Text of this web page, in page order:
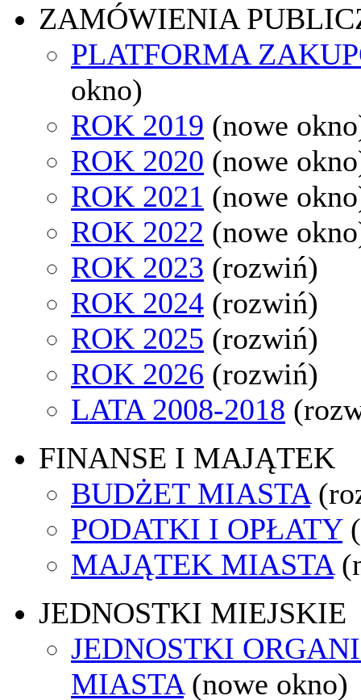
ZAMÓWIENIA
PLATFORMA
okno)
ROK 2019 (nowe
ROK 2020 (nowe
ROK 2021 (nowe
ROK 2022 (nowe
ROK 2023 (rozwiń)
ROK 2024 (rozwiń)
ROK 2025 (rozwiń)
ROK 2026 (rozwiń)
LATA 2008-2018
FINANSE I MAJĄTEK
BUDŻET MIASTA
PODATKI I OPŁATY
MAJĄTEK MIASTA
JEDNOSTKI MIEJSKIE
JEDNOSTKI
MIASTA (nowe okno)